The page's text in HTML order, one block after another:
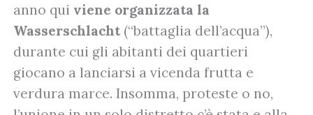
anno qui viene organizzata la
Wasserschlacht (“battaglia dell’acqua”),
durante cui gli abitanti dei quartieri
giocano a lanciarsi a vicenda frutta e
verdura marce. Insomma, proteste o no,